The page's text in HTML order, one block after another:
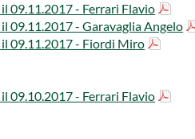
09.11.2017 - ​​​​​​Ferrari Flavio
09.11.2017 - ​​​​​​Garavaglia Angelo​
09.11.2017 - ​​​​​​Fiordi Miro​
09.10.2017 - ​​​​​​Ferrari Flavio